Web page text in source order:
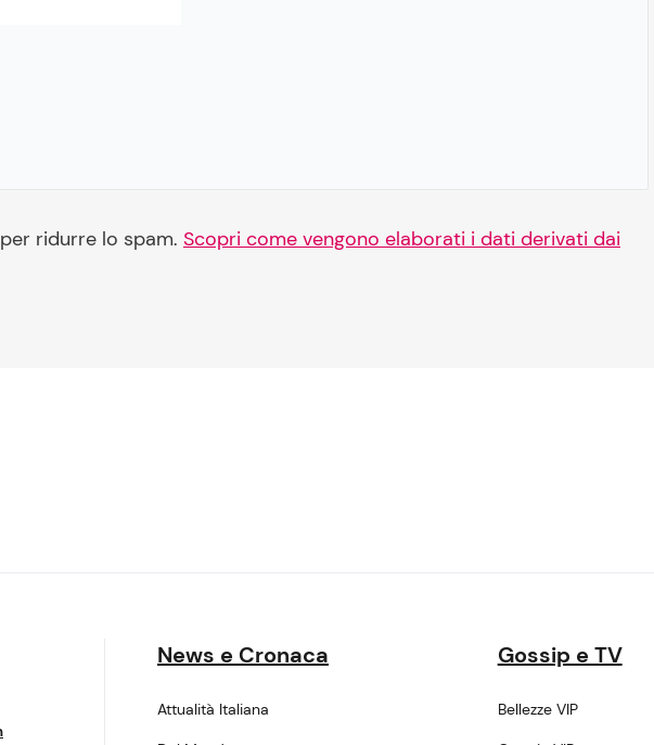
ridurre lo spam. Scopri come vengono elaborati i dati derivati dai
News e Cronaca
Attualità Italiana
Gossip e TV
Bellezze VIP